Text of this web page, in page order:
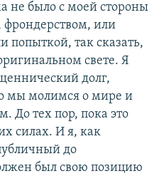
не было с моей стороны
или
попыткой, так сказать,
свете. Я
долг,
мы молимся о мире и
До тех пор, пока это
силах. И я, как
до
был свою позицию